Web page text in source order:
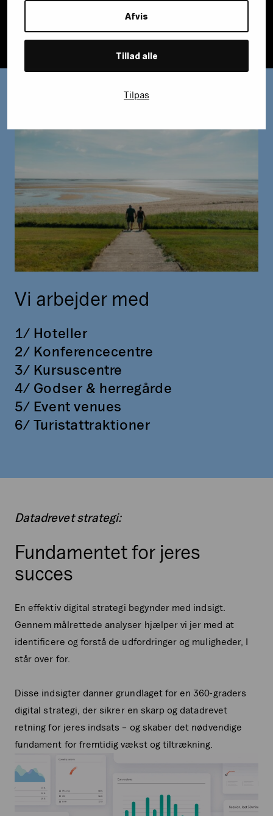
Afvis
Tillad alle
Tilpas
Vi arbejder med
1/ Hoteller
2/ Konferencecentre
3/ Kursuscentre
4/ Godser & herregårde
5/ Event venues
6/ Turistattraktioner
Datadrevet strategi:
Fundamentet for jeres
succes
En effektiv digital strategi begynder med indsigt.
Gennem målrettede analyser hjælper vi jer med at
identificere og forstå de udfordringer og muligheder, I
står over for.
Disse indsigter danner grundlaget for en 360-graders
digital strategi, der sikrer en skarp og datadrevet
retning for jeres indsats – og skaber det nødvendige
fundament for fremtidig vækst og tiltrækning.